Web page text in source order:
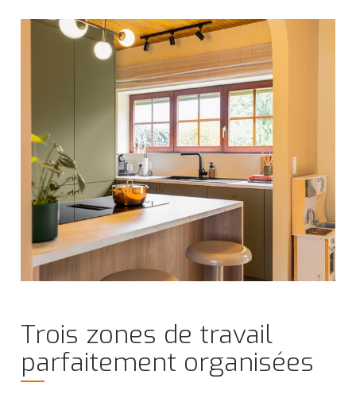
Trois zones de travail
parfaitement organisées